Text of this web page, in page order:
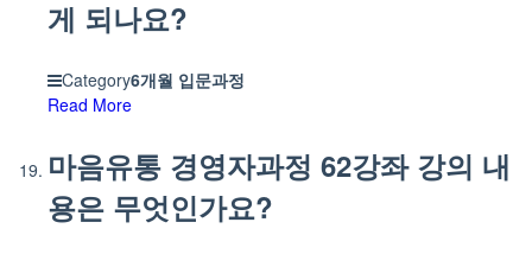
게 되나요?
Category6개월 입문과정
Read More
마음유통 경영자과정 62강좌 강의 내
용은 무엇인가요?